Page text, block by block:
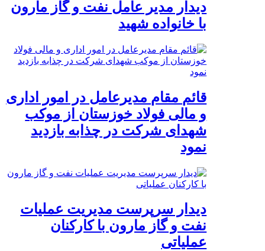
دیدار مدیر عامل نفت و گاز مارون
با خانواده شهید
قائم مقام مدیرعامل در امور اداری
و مالی فولاد خوزستان از موکب
شهدای شرکت در چذابه بازدید
نمود
دیدار سرپرست مدیریت عملیات
نفت و گاز مارون با کارکنان
عملیاتی